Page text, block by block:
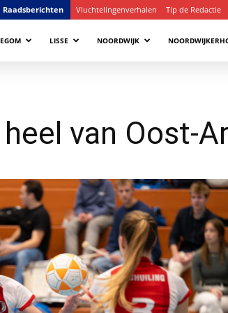
Raadsberichten Vluchtelingenverhalen Tip de Redactie
LISSE NOORDWIJK
van Oost-